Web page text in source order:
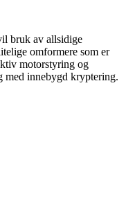
bruk av allsidige
omformere som er
motorstyring og
med innebygd kryptering.